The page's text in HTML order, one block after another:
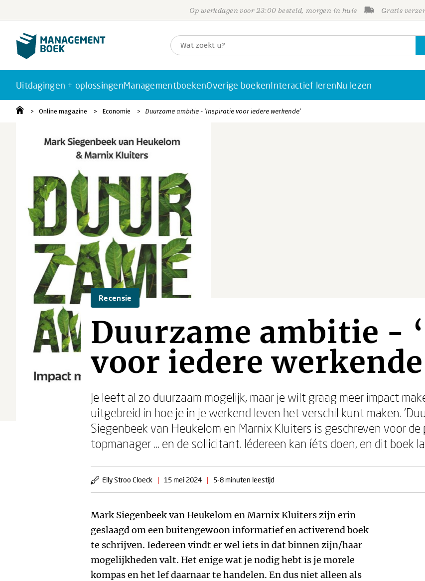
Op werkdagen voor 23:00 besteld, morgen in huis Gratis
Uitdagingen + oplossingenManagementboekenOverige boekenInteractief lerenNu lezen
Online magazine Economie Duurzame ambitie - ‘Inspiratie voor iedere werkende’
Recensie
Duurzame ambitie -
voor iedere
Je leeft al zo duurzaam mogelijk, maar je wilt graag meer impact
uitgebreid in hoe je in je werkend leven het verschil kunt maken.
Siegenbeek van Heukelom en Marnix Kluiters is geschreven voor
topmanager … en de sollicitant. Iédereen kan íéts doen, en dit boek
Elly Stroo Cloeck | 15 mei 2024 | 5-8 minuten leestijd
Mark Siegenbeek van Heukelom en Marnix Kluiters zijn erin
geslaagd om een buitengewoon informatief en activerend boek
te schrijven. Iedereen vindt er wel iets in dat binnen zijn/haar
mogelijkheden valt. Het enige wat je nodig hebt is je morele
kompas en het lef daarnaar te handelen. En dus niet alleen als